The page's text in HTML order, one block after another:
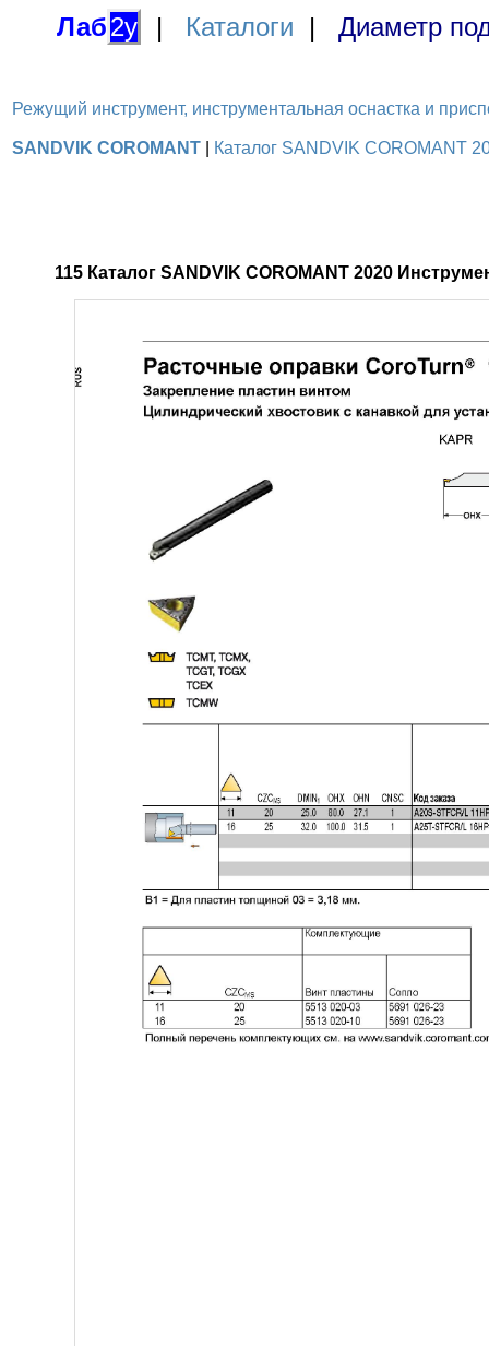
Лаб2у | Каталоги | Диаметр
Режущий инструмент, инструментальная оснастка и
SANDVIK COROMANT Каталог SANDVIK COROMANT
115 Каталог SANDVIK COROMANT 2020